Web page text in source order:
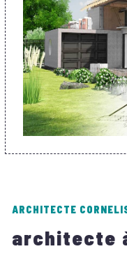
ARCHITECTE
architecte